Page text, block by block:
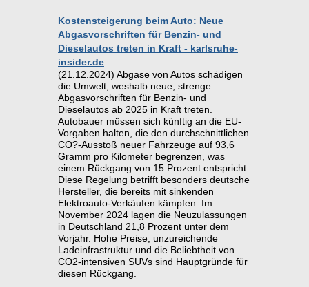
Kostensteigerung beim Auto: Neue
Abgasvorschriften für Benzin- und
Dieselautos treten in Kraft - karlsruhe-
insider.de
(21.12.2024) Abgase von Autos schädigen
die Umwelt, weshalb neue, strenge
Abgasvorschriften für Benzin- und
Dieselautos ab 2025 in Kraft treten.
Autobauer müssen sich künftig an die EU-
Vorgaben halten, die den durchschnittlichen
CO?-Ausstoß neuer Fahrzeuge auf 93,6
Gramm pro Kilometer begrenzen, was
einem Rückgang von 15 Prozent entspricht.
Diese Regelung betrifft besonders deutsche
Hersteller, die bereits mit sinkenden
Elektroauto-Verkäufen kämpfen: Im
November 2024 lagen die Neuzulassungen
in Deutschland 21,8 Prozent unter dem
Vorjahr. Hohe Preise, unzureichende
Ladeinfrastruktur und die Beliebtheit von
CO2-intensiven SUVs sind Hauptgründe für
diesen Rückgang.